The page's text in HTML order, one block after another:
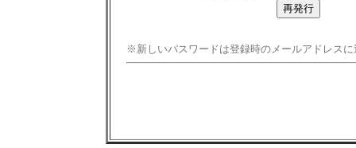
※新しいパスワードは登録時のメールアドレスに